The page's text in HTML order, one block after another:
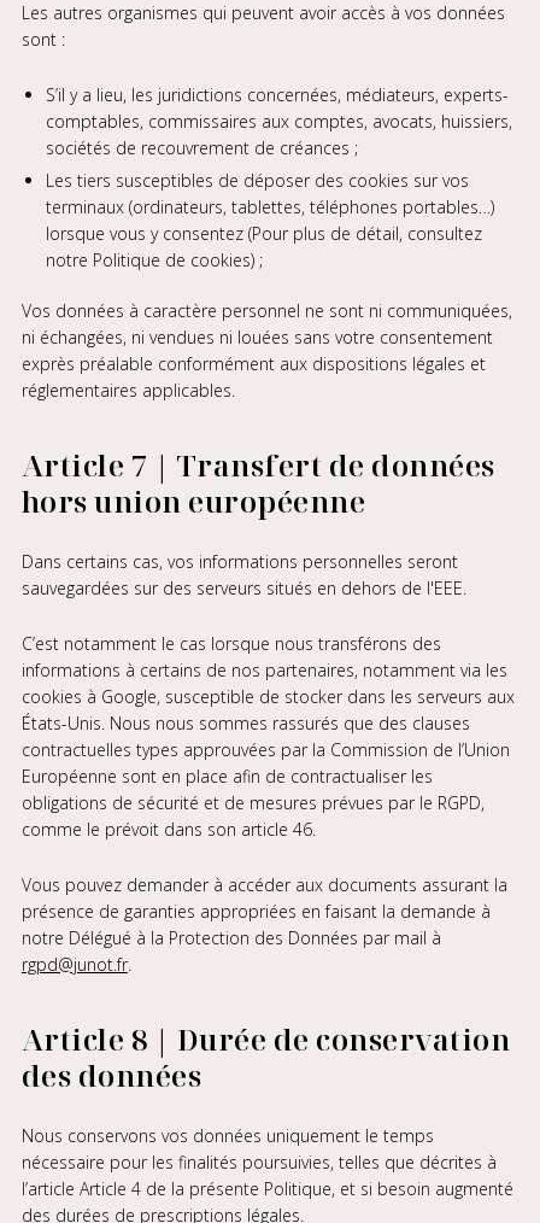
Les autres organismes qui peuvent avoir accès à vos données
sont :
S’il y a lieu, les juridictions concernées, médiateurs, experts-
comptables, commissaires aux comptes, avocats, huissiers,
sociétés de recouvrement de créances ;
Les tiers susceptibles de déposer des cookies sur vos
terminaux (ordinateurs, tablettes, téléphones portables…)
lorsque vous y consentez (Pour plus de détail, consultez
notre Politique de cookies) ;
Vos données à caractère personnel ne sont ni communiquées,
ni échangées, ni vendues ni louées sans votre consentement
exprès préalable conformément aux dispositions légales et
réglementaires applicables.
Article 7 | Transfert de données
hors union européenne
Dans certains cas, vos informations personnelles seront
sauvegardées sur des serveurs situés en dehors de l'EEE.
C’est notamment le cas lorsque nous transférons des
informations à certains de nos partenaires, notamment via les
cookies à Google, susceptible de stocker dans les serveurs aux
États-Unis. Nous nous sommes rassurés que des clauses
contractuelles types approuvées par la Commission de l’Union
Européenne sont en place afin de contractualiser les
obligations de sécurité et de mesures prévues par le RGPD,
comme le prévoit dans son article 46.
Vous pouvez demander à accéder aux documents assurant la
présence de garanties appropriées en faisant la demande à
notre Délégué à la Protection des Données par mail à
rgpd@junot.fr.
Article 8 | Durée de conservation
des données
Nous conservons vos données uniquement le temps
nécessaire pour les finalités poursuivies, telles que décrites à
l’article Article 4 de la présente Politique, et si besoin augmenté
des durées de prescriptions légales.